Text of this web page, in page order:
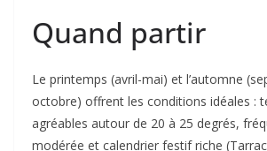
Quand partir
Le printemps (avril-mai) et l’automne
octobre) offrent les conditions idéales :
agréables autour de 20 à 25 degrés,
modérée et calendrier festif riche